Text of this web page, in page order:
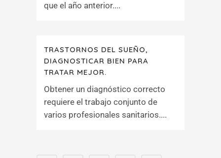
que el año anterior....
TRASTORNOS DEL SUEÑO,
DIAGNOSTICAR BIEN PARA
TRATAR MEJOR.
Obtener un diagnóstico correcto
requiere el trabajo conjunto de
varios profesionales sanitarios....